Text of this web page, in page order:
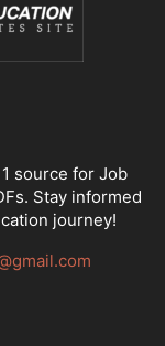
1 source for Job
Stay informed
journey!